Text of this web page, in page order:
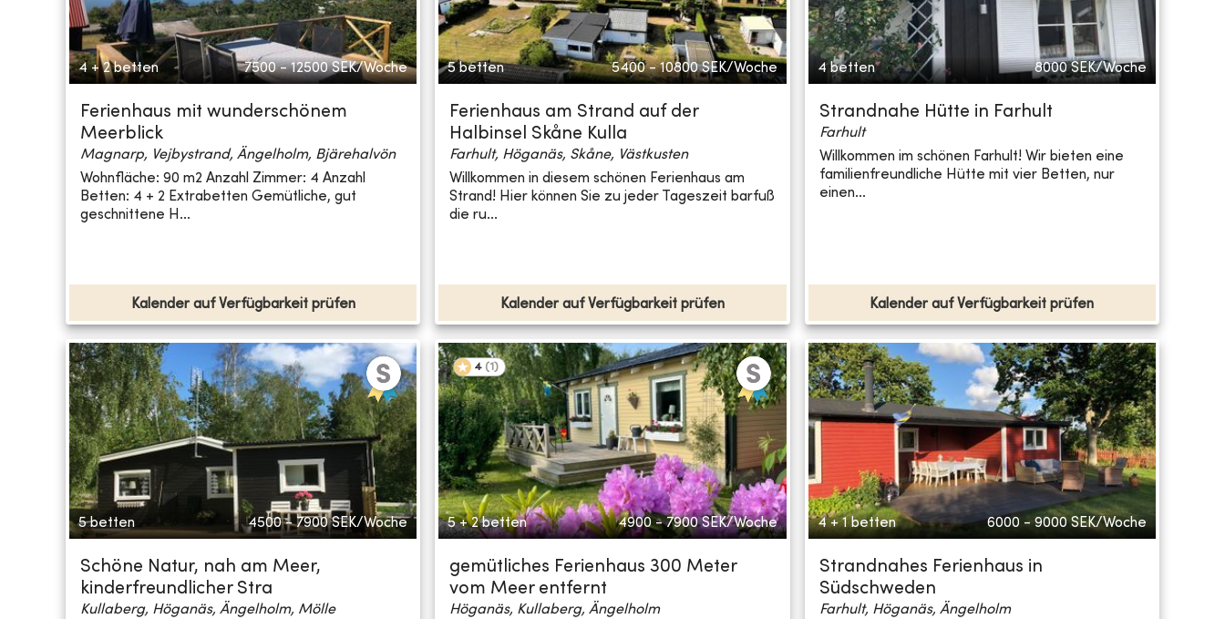
4 + 2 betten 7500 - 12500 SEK/Woche
Ferienhaus mit wunderschönem
Meerblick
Magnarp, Vejbystrand, Ängelholm, Bjärehalvön
Wohnfläche: 90 m2 Anzahl Zimmer: 4 Anzahl
Betten: 4 + 2 Extrabetten Gemütliche, gut
geschnittene H...
Kalender auf Verfügbarkeit prüfen
5 betten 5400 - 10800 SEK/Woche
Ferienhaus am Strand auf der
Halbinsel Skåne Kulla
Farhult, Höganäs, Skåne, Västkusten
Willkommen in diesem schönen Ferienhaus am
Strand! Hier können Sie zu jeder Tageszeit barfuß
die ru...
Kalender auf Verfügbarkeit prüfen
4 betten 8000 SEK/Woche
Strandnahe Hütte in Farhult
Farhult
Willkommen im schönen Farhult! Wir bieten eine
familienfreundliche Hütte mit vier Betten, nur
einen...
Kalender auf Verfügbarkeit prüfen
5 betten 4500 - 7900 SEK/Woche
Schöne Natur, nah am Meer,
kinderfreundlicher Stra
Kullaberg, Höganäs, Ängelholm, Mölle
4 (1 )
5 + 2 betten 4900 - 7900 SEK/Woche
gemütliches Ferienhaus 300 Meter
vom Meer entfernt
Höganäs, Kullaberg, Ängelholm
4 + 1 betten 6000 - 9000 SEK/Woche
Strandnahes Ferienhaus in
Südschweden
Farhult, Höganäs, Ängelholm